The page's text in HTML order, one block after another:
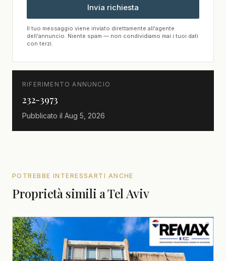
Invia richiesta
Il tuo messaggio viene inviato direttamente all'agente
dell'annuncio. Niente spam — non condividiamo mai i tuoi dati
con terzi.
RIFERIMENTO ANNUNCIO
232-3973
Pubblicato il Aug 5, 2026
POTREBBE INTERESSARTI ANCHE
Proprietà simili a Tel Aviv